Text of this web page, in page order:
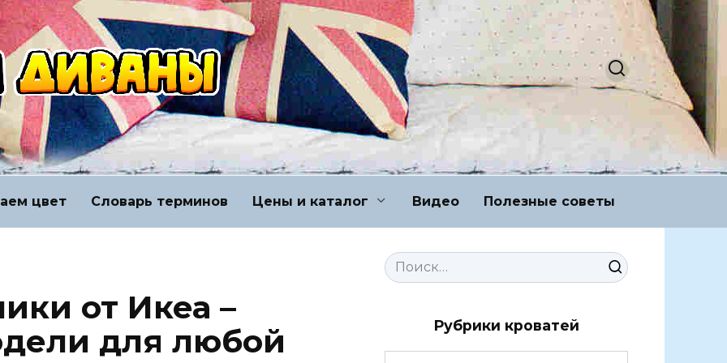
цвет Словарь терминов Цены и каталог Видео Полезные советы
от Икеа –
для любой
Search
for:
Рубрики кроватей